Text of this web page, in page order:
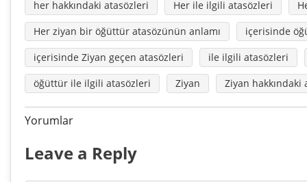
her hakkındaki atasözleri
Her ile ilgili atasözleri
Her ziyan bir öğüttür atasözünün anlamı
içerisinde
içerisinde Ziyan geçen atasözleri
ile ilgili atasözleri
öğüttür ile ilgili atasözleri
Ziyan Ziyan hakkındaki
Yorumlar
Leave a Reply